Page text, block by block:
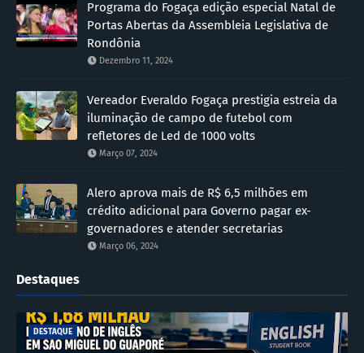
Programa do Fogaça edição especial Natal de
Portas Abertas da Assembleia Legislativa de
Rondônia
Dezembro 11, 2024
Vereador Everaldo Fogaça prestigia estreia da
iluminação de campo de futebol com
refletores de Led de 1000 volts
Março 07, 2024
Alero aprova mais de R$ 6,5 milhões em
crédito adicional para Governo pagar ex-
governadores e atender secretarias
Março 06, 2024
Destaques
DESTAQUE